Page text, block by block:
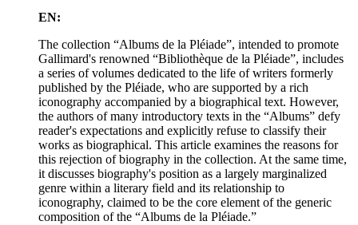
EN:
The collection “Albums de la Pléiade”, intended to promote
Gallimard's renowned “Bibliothèque de la Pléiade”, includes
a series of volumes dedicated to the life of writers formerly
published by the Pléiade, who are supported by a rich
iconography accompanied by a biographical text. However,
the authors of many introductory texts in the “Albums” defy
reader's expectations and explicitly refuse to classify their
works as biographical. This article examines the reasons for
this rejection of biography in the collection. At the same time,
it discusses biography's position as a largely marginalized
genre within a literary field and its relationship to
iconography, claimed to be the core element of the generic
composition of the “Albums de la Pléiade.”